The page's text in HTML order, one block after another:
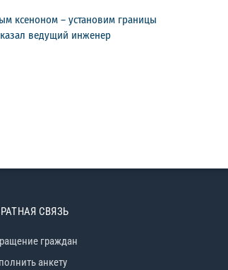
ксеноном – установим границы
ведущий инженер
СВЯЗЬ
граждан
анкету